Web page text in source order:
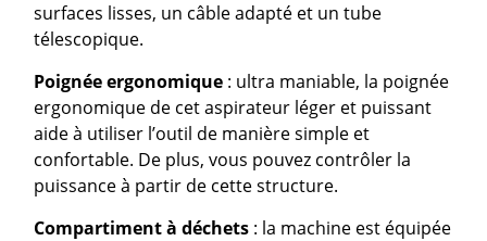
surfaces lisses, un câble adapté et un tube
télescopique.
Poignée ergonomique : ultra maniable, la poignée
ergonomique de cet aspirateur léger et puissant
aide à utiliser l’outil de manière simple et
confortable. De plus, vous pouvez contrôler la
puissance à partir de cette structure.
Compartiment à déchets : la machine est équipée